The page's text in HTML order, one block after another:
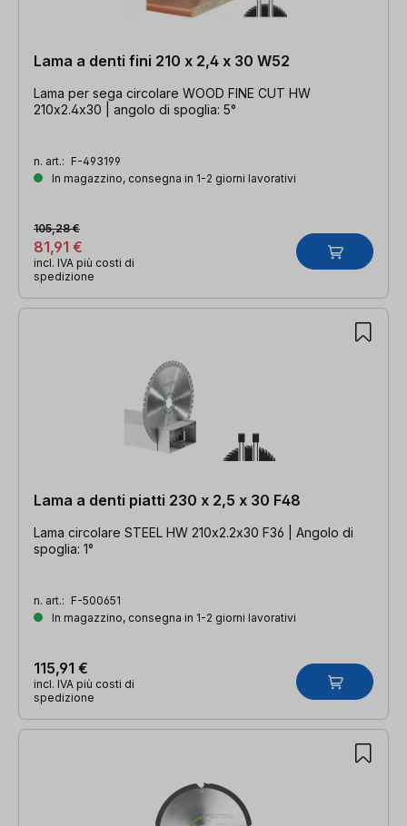
Lama a denti fini 210 x 2,4 x 30 W52
Lama per sega circolare WOOD FINE CUT HW
210x2.4x30 | angolo di spoglia: 5°
n. art.: F-493199
In magazzino, consegna in 1-2 giorni lavorativi
81,91 €
105,28 €
incl. IVA più costi di
spedizione
Lama a denti piatti 230 x 2,5 x 30 F48
Lama circolare STEEL HW 210x2.2x30 F36 | Angolo di
spoglia: 1°
n. art.: F-500651
In magazzino, consegna in 1-2 giorni lavorativi
115,91 €
incl. IVA più costi di
spedizione